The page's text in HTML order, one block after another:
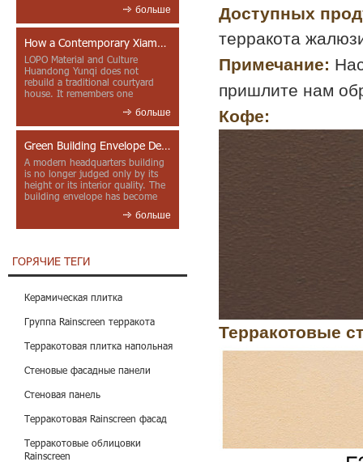
больше
How a Contemporary Xiamen Project Reframes Minnan Red Brick
LOPO Material and Culture
Huandong Yunqi does not
rebuild a traditional courtyard
house. It remembers one
больше
Green Building Envelope Design: Clay Sunscreen Fins for Modern Headquarters Architecture
A modern headquarters building
is no longer judged only by its
height or its interior quality. The
building envelope has become
больше
ГОРЯЧИЕ ТЕГИ
Керамическая плитка
Группа Rainscreen терракота
Терракотовая плитка напольная
Стеновые фасадные панели
Стеновая панель
Терракотовая Rainscreen фасад
Терракотовые облицовки
Rainscreen
Доступных
терракота
Примечание:
пришлите нам
Кофе:
Терракотовые